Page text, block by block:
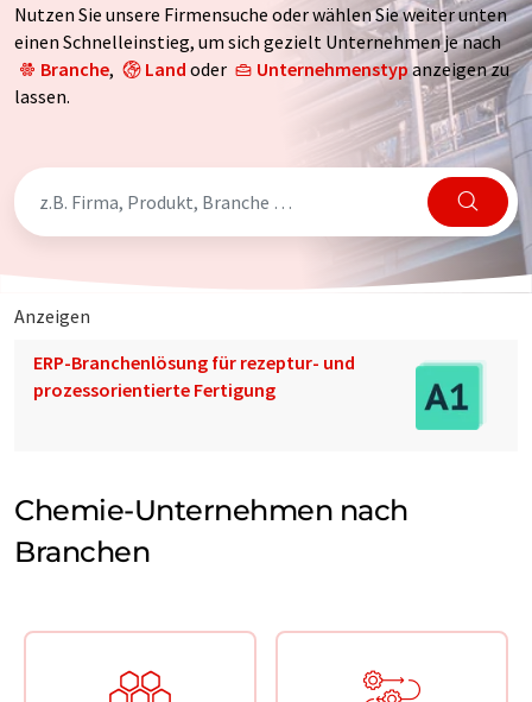
Nutzen Sie unsere Firmensuche oder wählen Sie weiter unten
einen Schnelleinstieg, um sich gezielt Unternehmen je nach
Branche, Land oder Unternehmenstypanzeigen zu
lassen.
Anzeigen
ERP-Branchenlösung für rezeptur- und
prozessorientierte Fertigung
Chemie-Unternehmen nach
Branchen